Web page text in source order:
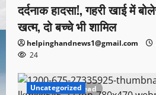
दर्दनाक हादसा!, गहरी खाई में
खत्म, दो बच्चे भी शामिल
helpinghandnews1@gmail.com
24
1 minute read
Uncategorized